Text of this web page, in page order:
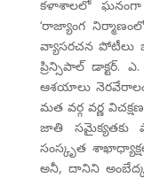
కళాశాలలో ఘనంగా
‘రాజ్యాంగ
వ్యాసరచన పోటీలు
ప్రిన్సిపాల్ డాక్టర్.
ఆశయాలు
మత వర్గ వర్ణ
జాతి సమైక్యతకు
సంస్కృత
అనీ, దానిని